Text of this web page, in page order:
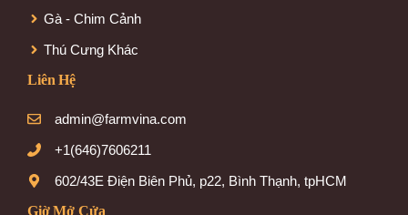
Gà - Chim Cảnh
Thú Cưng Khác
Liên Hệ
admin@farmvina.com
+1(646)7606211
602/43E Điện Biên Phủ, p22, Bình Thạnh, tpHCM
Giờ Mở Cửa